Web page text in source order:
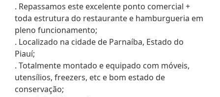
. Repassamos este excelente ponto comercial +
toda estrutura do restaurante e hamburgueria em
pleno funcionamento;
. Localizado na cidade de Parnaíba, Estado do
Piauí;
. Totalmente montado e equipado com móveis,
utensílios, freezers, etc e bom estado de
conservação;